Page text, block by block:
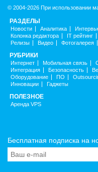
© 2004-2026 При использовании
РАЗДЕЛЫ
Новости Аналитика
Колонка редактора
IT рейтинг
Релизы
Видео Фотогалерея
РУБРИКИ
Интернет Мобильная связь
Интеграция
Безопасность
Оборудование
ПО
Инновации
Гаджеты
ПОЛЕЗНОЕ
Аренда VPS
Бесплатная подписка на